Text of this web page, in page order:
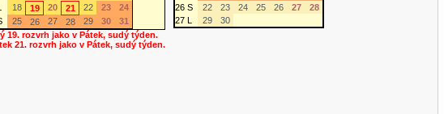
18 19 20 21 22 23
24
25 26 27 28 29 30
31
19. rozvrh jako v Pátek, sudý týden.
21. rozvrh jako v Pátek, sudý týden.
26 S
22 23 24 25 26 27
28
27 L
29 30